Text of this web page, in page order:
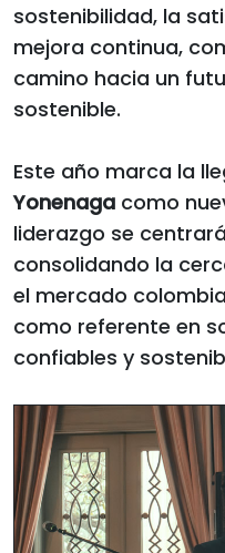
sostenibilidad, la
mejora continua,
camino hacia un
sostenible.
Este año marca la
Yonenaga como
liderazgo se
consolidando la
el mercado
como referente en
confiables y